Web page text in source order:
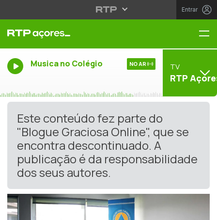
Entrar
Musica no Colégio NO AR TV
RTP
Este conteúdo fez parte do
"Blogue Graciosa Online", que se
encontra descontinuado. A
publicação é da responsabilidade
dos seus autores.